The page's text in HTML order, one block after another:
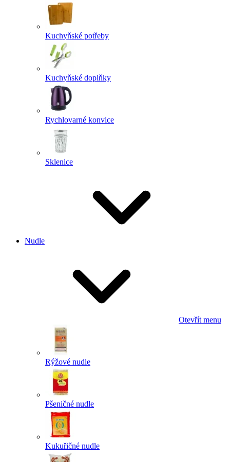
Kuchyňské potřeby
Kuchyňské doplňky
Rychlovarné konvice
Sklenice
Nudle
Otevřít menu
Rýžové nudle
Pšeničné nudle
Kukuřičné nudle